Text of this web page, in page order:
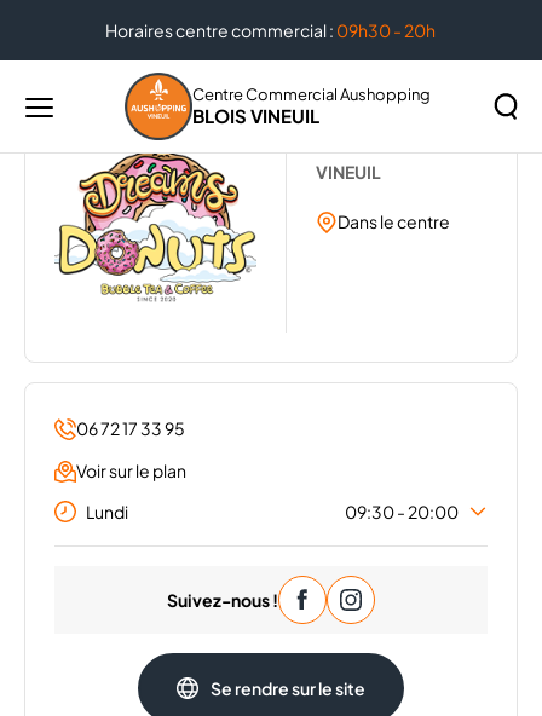
Horaires centre commercial : 09h30 - 20h
Menu
principal
Centre Commercial Aushopping
BLOIS VINEUIL
Rechercher
... DREAMS DONUTS
VINEUIL
Dans le centre
06 72 17 33 95
Voir sur le plan
Lundi
09:30 - 20:00
09:30 - 20:00
09:30 - 20:00
Vendredi
09:30 - 20:00
Samedi
09:30 - 20:00
Suivez-nous !
Se rendre sur le site